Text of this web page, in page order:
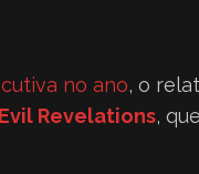
no ano, o
Revelations,